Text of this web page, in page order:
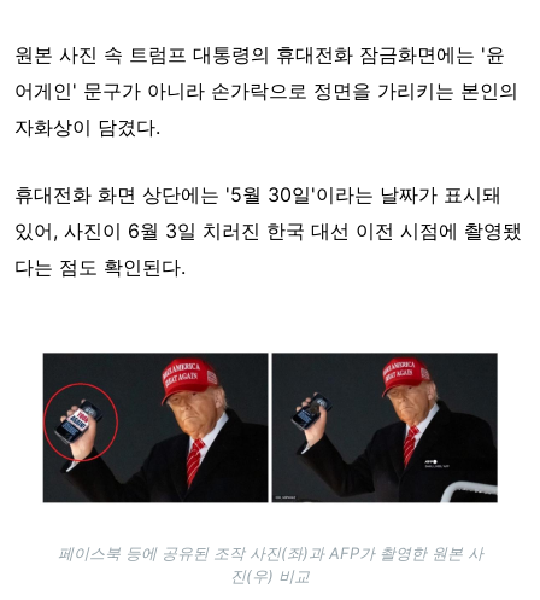
원본 사진 속 트럼프 대통령의 휴대전화 잠금화면에는 '윤
어게인' 문구가 아니라 손가락으로 정면을 가리키는 본인의
자화상이 담겼다.
휴대전화 화면 상단에는 '5월 30일'이라는 날짜가 표시돼
있어, 사진이 6월 3일 치러진 한국 대선 이전 시점에 촬영됐
다는 점도 확인된다.
페이스북 등에 공유된 조작 사진(좌)과 AFP가 촬영한 원본 사
진(우) 비교